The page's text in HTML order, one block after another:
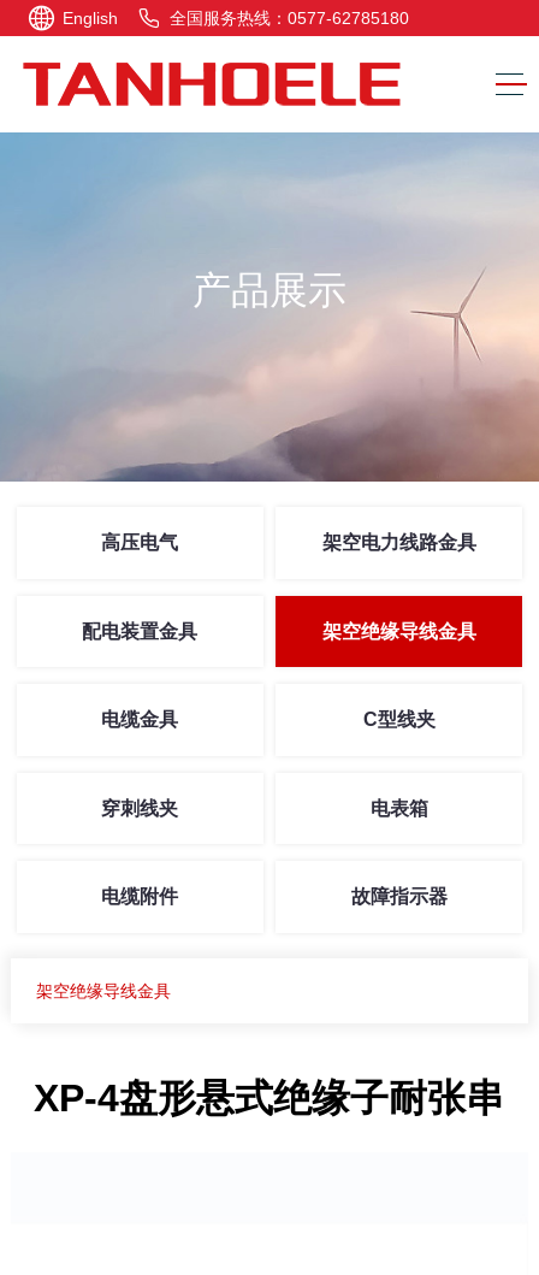
English 全国服务热线：0577-62785180
产品展示
高压电气 架空电力线路金具
配电装置金具 架空绝缘导线金具
电缆金具 C型线夹
穿刺线夹 电表箱
电缆附件 故障指示器
架空绝缘导线金具
XP-4盘形悬式绝缘子耐张串